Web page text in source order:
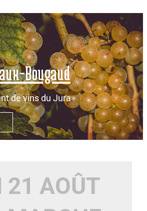
Bougaud
de vins du Jura
21 AOÛT